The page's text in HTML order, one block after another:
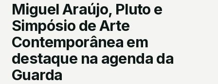
Miguel Araújo, Pluto e
Simpósio de Arte
Contemporânea em
destaque na agenda da
Guarda